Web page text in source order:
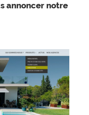
annoncer notre